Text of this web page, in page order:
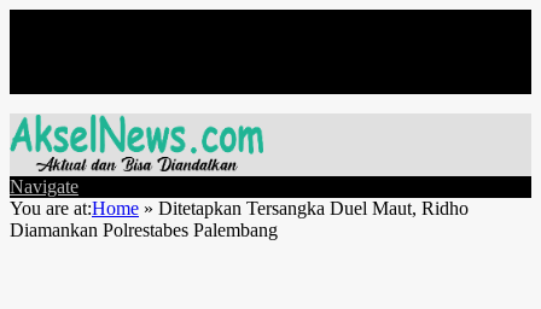
Navigate
You are at:Home » Ditetapkan Tersangka Duel Maut, Ridho
Diamankan Polrestabes Palembang